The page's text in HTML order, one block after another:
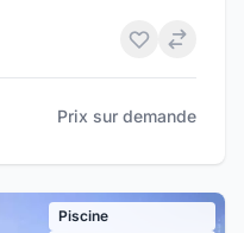
Prix sur demande
Piscine